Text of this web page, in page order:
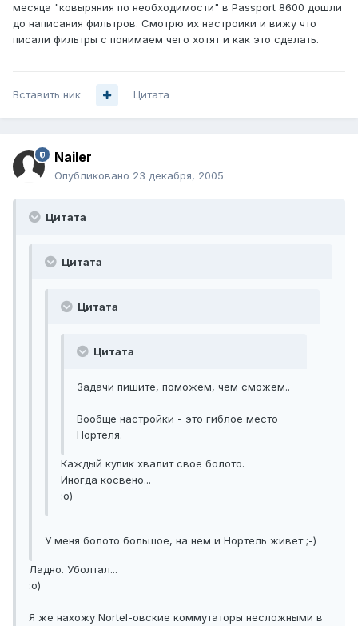
месяца "ковыряния по необходимости" в Passport 8600 дошли
до написания фильтров. Смотрю их настроики и вижу что
писали фильтры с понимаем чего хотят и как это сделать.
Вставить ник Цитата
Nailer
Опубликовано 23 декабря, 2005
Цитата
Цитата
Цитата
Цитата
Задачи пишите, поможем, чем сможем..
Вообще настройки - это гиблое место
Нортеля.
Каждый кулик хвалит свое болото.
Иногда косвено...
:о)
У меня болото большое, на нем и Нортель живет ;-)
Ладно. Уболтал...
:о)
Я же нахожу Nortel-овские коммутаторы несложными в